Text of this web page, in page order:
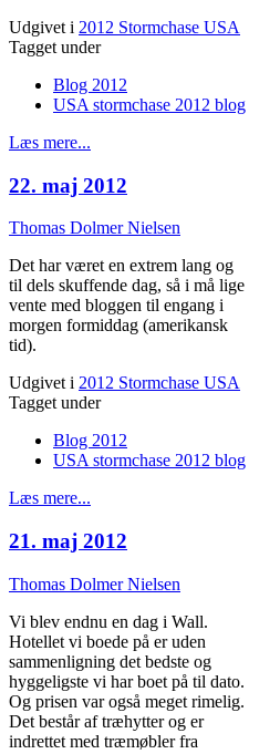
Udgivet i 2012 Stormchase USA
Tagget under
Blog 2012
USA stormchase 2012 blog
Læs mere...
22. maj 2012
Thomas Dolmer Nielsen
Det har været en extrem lang og
til dels skuffende dag, så i må lige
vente med bloggen til engang i
morgen formiddag (amerikansk
tid).
Udgivet i 2012 Stormchase USA
Tagget under
Blog 2012
USA stormchase 2012 blog
Læs mere...
21. maj 2012
Thomas Dolmer Nielsen
Vi blev endnu en dag i Wall.
Hotellet vi boede på er uden
sammenligning det bedste og
hyggeligste vi har boet på til dato.
Og prisen var også meget rimelig.
Det består af træhytter og er
indrettet med træmøbler fra